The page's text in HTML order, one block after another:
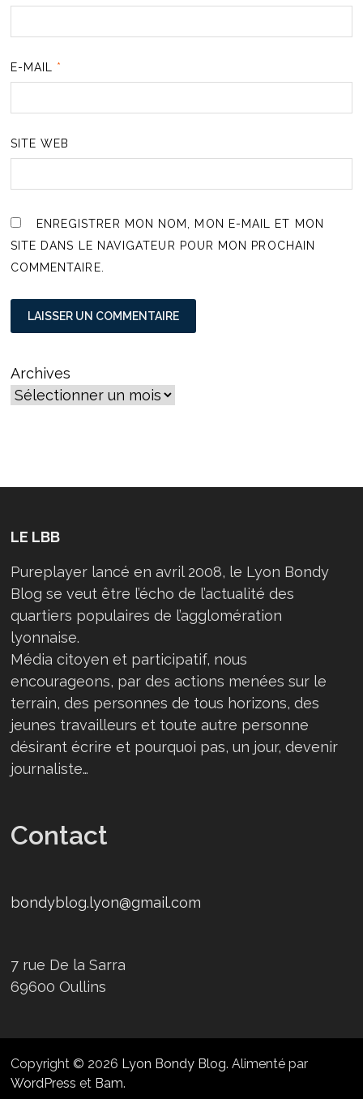
E-MAIL *
SITE WEB
ENREGISTRER MON NOM, MON E-MAIL ET MON
SITE DANS LE NAVIGATEUR POUR MON PROCHAIN
COMMENTAIRE.
Archives
LE LBB
Pureplayer lancé en avril 2008, le Lyon Bondy
Blog se veut être l’écho de l’actualité des
quartiers populaires de l’agglomération
lyonnaise.
Média citoyen et participatif, nous
encourageons, par des actions menées sur le
terrain, des personnes de tous horizons, des
jeunes travailleurs et toute autre personne
désirant écrire et pourquoi pas, un jour, devenir
journaliste…
Contact
bondyblog.lyon@gmail.com
7 rue De la Sarra
69600 Oullins
Copyright © 2026 Lyon Bondy Blog. Alimenté par
WordPress et Bam.